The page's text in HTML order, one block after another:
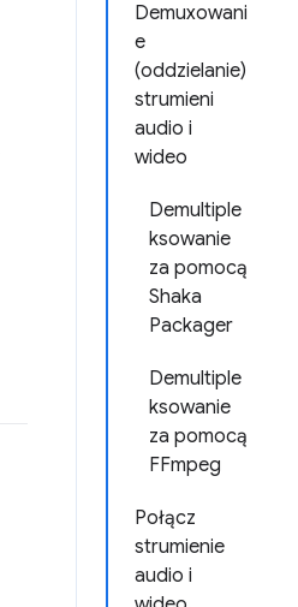
Demuxowani
e
(oddzielanie)
strumieni
audio i
wideo
Demultiple
ksowanie
za pomocą
Shaka
Packager
Demultiple
ksowanie
za pomocą
FFmpeg
Połącz
strumienie
audio i